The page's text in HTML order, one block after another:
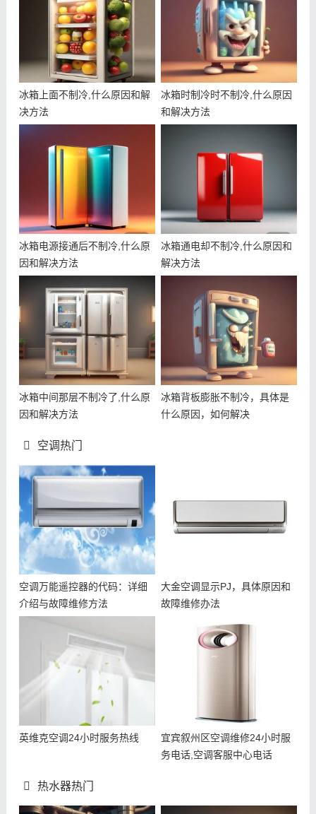
冰箱上面不制冷,什么原因和解
决方法
冰箱时制冷时不制冷,什么原因
和解决方法
冰箱电源接通后不制冷,什么原
因和解决方法
冰箱通电却不制冷,什么原因和
解决方法
冰箱中间那层不制冷了,什么原
因和解决方法
冰箱背板膨胀不制冷，具体是
什么原因，如何解决
空调热门
空调万能遥控器的代码：详细
介绍与故障维修方法
大金空调显示PJ，具体原因和
故障维修办法
英维克空调24小时服务热线
宜宾叙州区空调维修24小时服
务电话,空调客服中心电话
热水器热门